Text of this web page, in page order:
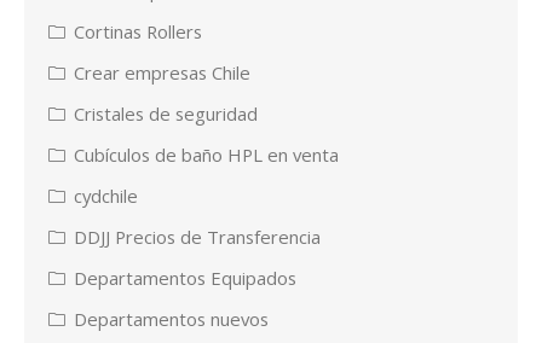
Cortinas Rollers
Crear empresas Chile
Cristales de seguridad
Cubículos de baño HPL en venta
cydchile
DDJJ Precios de Transferencia
Departamentos Equipados
Departamentos nuevos